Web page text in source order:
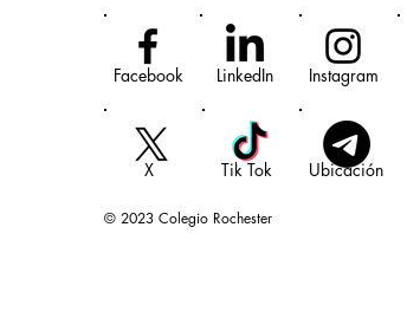
Facebook LinkedIn Instagram
X Tik Tok Ubicación
© 2023 Colegio Rochester